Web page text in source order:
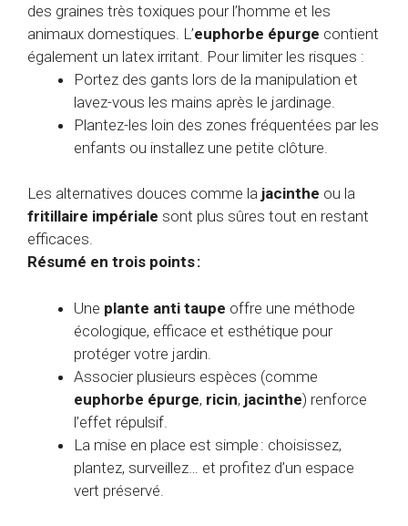
des graines très toxiques pour l’homme et les
animaux domestiques. L’euphorbe épurge contient
également un latex irritant. Pour limiter les risques :
Portez des gants lors de la manipulation et
lavez-vous les mains après le jardinage.
Plantez-les loin des zones fréquentées par les
enfants ou installez une petite clôture.
Les alternatives douces comme la jacinthe ou la
fritillaire impériale sont plus sûres tout en restant
efficaces.
Résumé en trois points :
Une plante anti taupe offre une méthode
écologique, efficace et esthétique pour
protéger votre jardin.
Associer plusieurs espèces (comme
euphorbe épurge, ricin, jacinthe) renforce
l’effet répulsif.
La mise en place est simple : choisissez,
plantez, surveillez… et profitez d’un espace
vert préservé.